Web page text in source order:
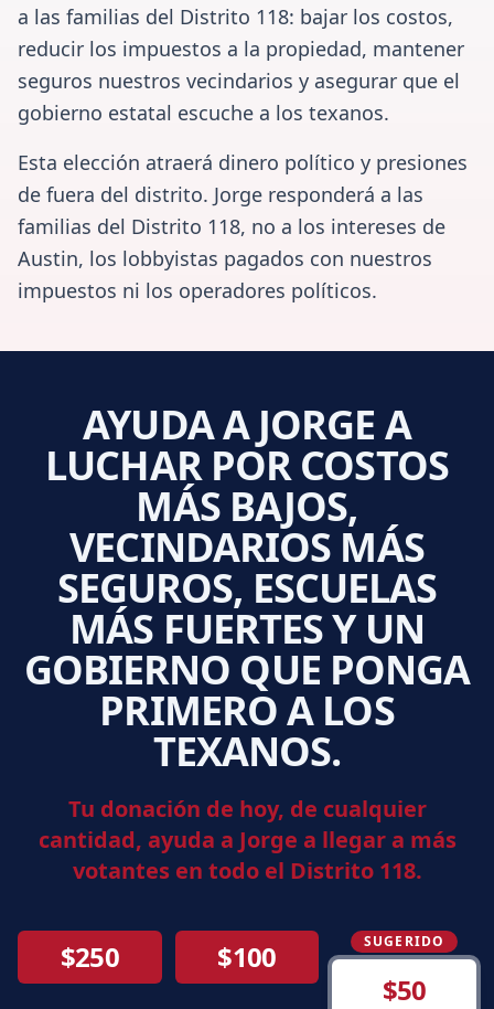
a las familias del Distrito 118: bajar los costos,
reducir los impuestos a la propiedad, mantener
seguros nuestros vecindarios y asegurar que el
gobierno estatal escuche a los texanos.
Esta elección atraerá dinero político y presiones
de fuera del distrito. Jorge responderá a las
familias del Distrito 118, no a los intereses de
Austin, los lobbyistas pagados con nuestros
impuestos ni los operadores políticos.
AYUDA A JORGE A
LUCHAR POR COSTOS
MÁS BAJOS,
VECINDARIOS MÁS
SEGUROS, ESCUELAS
MÁS FUERTES Y UN
GOBIERNO QUE PONGA
PRIMERO A LOS
TEXANOS.
Tu donación de hoy, de cualquier
cantidad, ayuda a Jorge a llegar a más
votantes en todo el Distrito 118.
$250 $100 SUGERIDO
$50